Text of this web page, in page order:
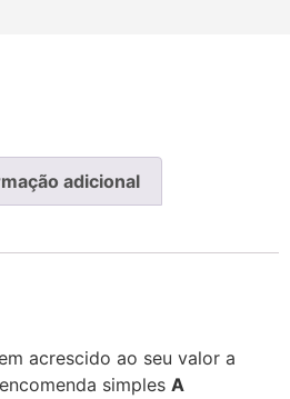
adicional
acrescido ao seu valor a
simples A